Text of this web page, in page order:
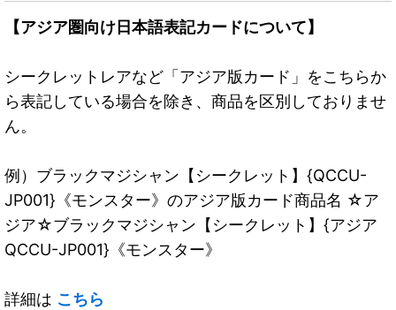
【アジア圏向け日本語表記カードについて】
シークレットレアなど「アジア版カード」をこちらか
ら表記している場合を除き、商品を区別しておりませ
ん。
例）ブラックマジシャン【シークレット】{QCCU-
JP001}《モンスター》のアジア版カード商品名 ☆ア
ジア☆ブラックマジシャン【シークレット】{アジア
QCCU-JP001}《モンスター》
詳細は こちら